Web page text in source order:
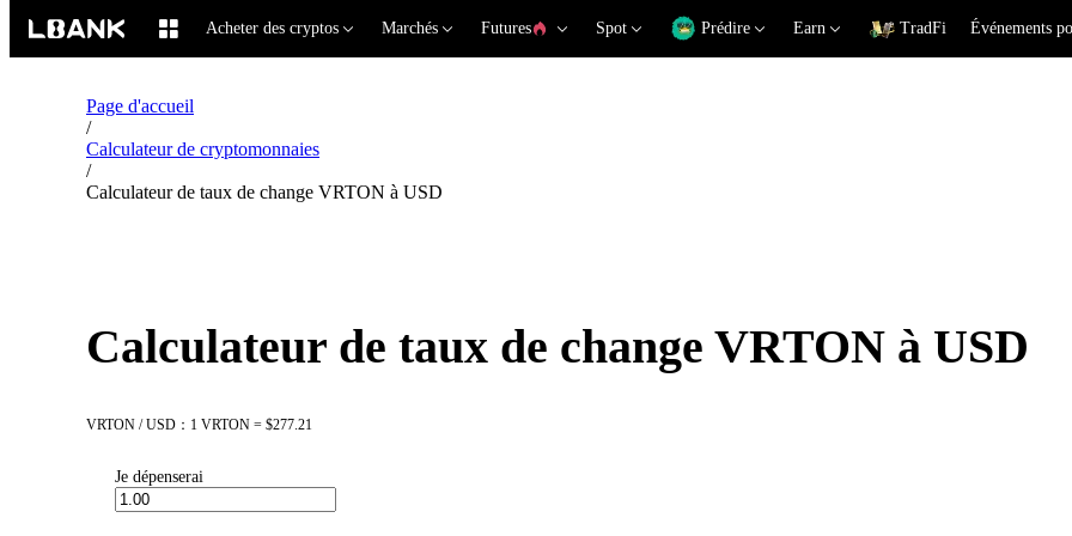
Acheter des cryptos Marchés Futures Spot Prédire Earn TradFi Événements
Page d'accueil
/
Calculateur de cryptomonnaies
/
Calculateur de taux de change VRTON à USD
Calculateur de taux de change VRTON à USD
VRTON / USD：1 VRTON = $277.21
Je dépenserai